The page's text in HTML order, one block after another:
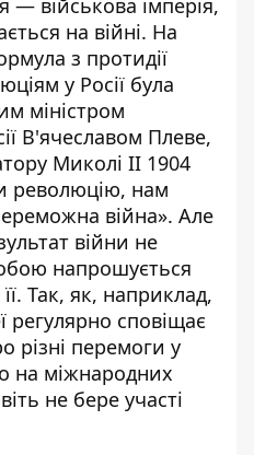
— військова імперія,
на війні. На
з протидії
у Росії була
міністром
В'ячеславом Плеве,
Миколі ІІ 1904
революцію, нам
війна». Але
війни не
напрошується
її. Так, як, наприклад,
регулярно сповіщає
різні перемоги у
на міжнародних
не бере участі